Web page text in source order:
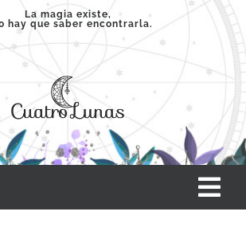
La magia existe,
hay que saber encontrarla.